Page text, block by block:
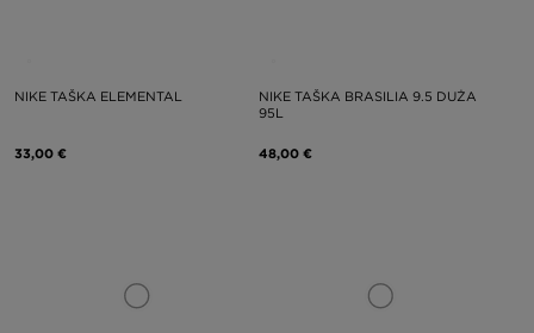
NIKE TAŠKA ELEMENTAL
33,00 €
NIKE TAŠKA BRASILIA 9.5 DUŻA
95L
48,00 €